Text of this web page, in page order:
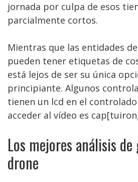
jornada por culpa de esos
parcialmente cortos.
Mientras que las entidades
pueden tener etiquetas de
está lejos de ser su única
principiante. Algunos
tienen un lcd en el
acceder al vídeo es
Los mejores análisis
drone